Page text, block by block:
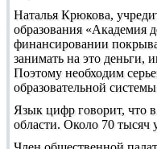
Наталья Крюкова,
образования «Академия
финансировании
занимать на это деньги,
Поэтому необходим
образовательной
Язык цифр говорит, что
области. Около 70 тысяч